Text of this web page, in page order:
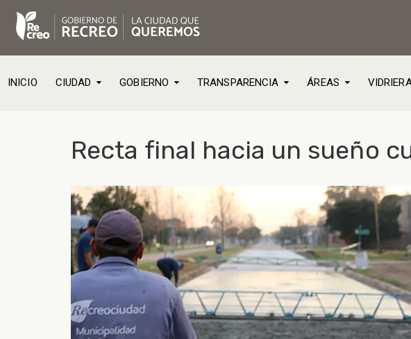
INICIO CIUDAD GOBIERNO TRANSPARENCIA ÁREAS
Recta final hacia un sueño